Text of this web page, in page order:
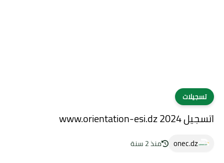
تسجيلات
اتسجيل www.orientation-esi.dz 2024
onec.dz منذ 2 سنة